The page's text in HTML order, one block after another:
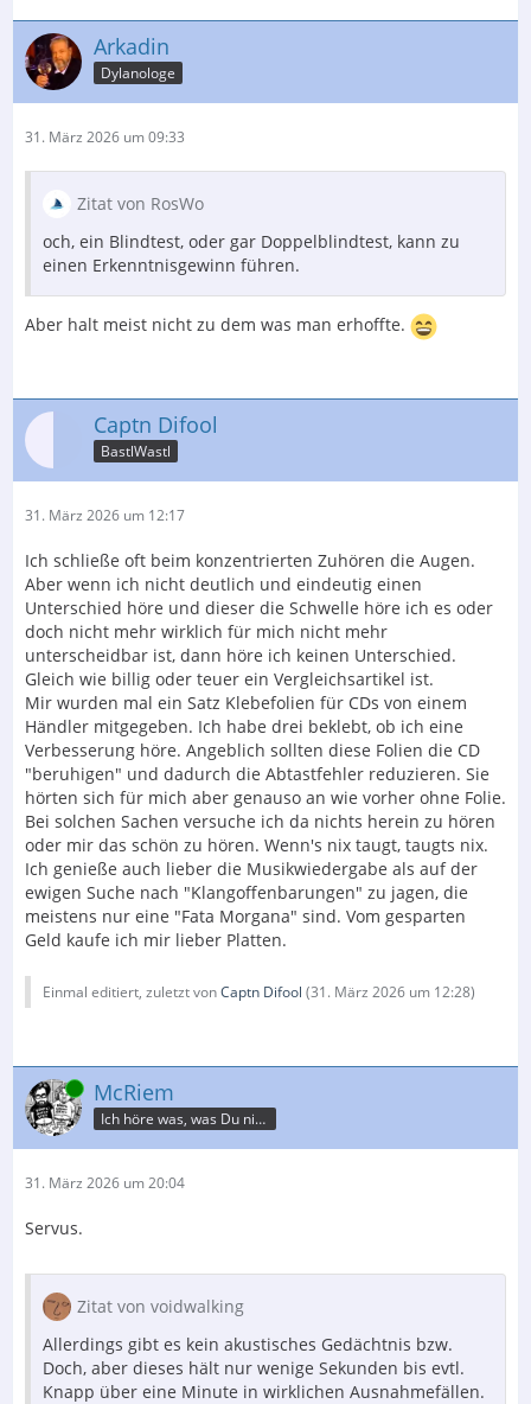
Arkadin
Dylanologe
31. März 2026 um 09:33
Zitat von RosWo
och, ein Blindtest, oder gar Doppelblindtest, kann zu
einen Erkenntnisgewinn führen.
Aber halt meist nicht zu dem was man erhoffte.
Captn Difool
BastlWastl
31. März 2026 um 12:17
Ich schließe oft beim konzentrierten Zuhören die Augen.
Aber wenn ich nicht deutlich und eindeutig einen
Unterschied höre und dieser die Schwelle höre ich es oder
doch nicht mehr wirklich für mich nicht mehr
unterscheidbar ist, dann höre ich keinen Unterschied.
Gleich wie billig oder teuer ein Vergleichsartikel ist.
Mir wurden mal ein Satz Klebefolien für CDs von einem
Händler mitgegeben. Ich habe drei beklebt, ob ich eine
Verbesserung höre. Angeblich sollten diese Folien die CD
"beruhigen" und dadurch die Abtastfehler reduzieren. Sie
hörten sich für mich aber genauso an wie vorher ohne Folie.
Bei solchen Sachen versuche ich da nichts herein zu hören
oder mir das schön zu hören. Wenn's nix taugt, taugts nix.
Ich genieße auch lieber die Musikwiedergabe als auf der
ewigen Suche nach "Klangoffenbarungen" zu jagen, die
meistens nur eine "Fata Morgana" sind. Vom gesparten
Geld kaufe ich mir lieber Platten.
Einmal editiert, zuletzt vonCaptn Difool (31. März 2026 um 12:28)
Online McRiem
Ich höre was, was Du nicht misst.
31. März 2026 um 20:04
Servus.
Zitat von voidwalking
Allerdings gibt es kein akustisches Gedächtnis bzw.
Doch, aber dieses hält nur wenige Sekunden bis evtl.
Knapp über eine Minute in wirklichen Ausnahmefällen.